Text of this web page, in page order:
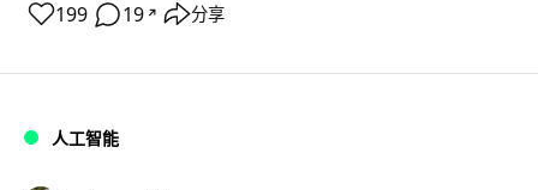
199 19 ↗ 分享
人工智能